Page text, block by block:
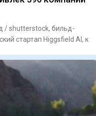
/ shutterstock, бильд-
стартап Higgsfield AI, к